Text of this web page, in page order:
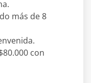
más de 8
con